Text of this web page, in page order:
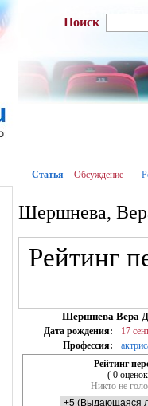
Поиск
Статья Обсуждение
Шершнева,
Рейтинг
Шершнева Вера
Дата рождения: 17
Профессия:
Рейтинг
( 0
Никто не